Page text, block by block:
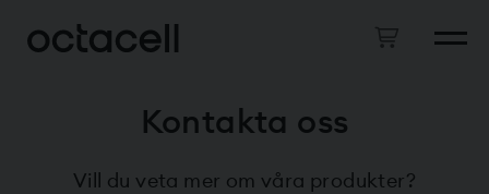
Kontakta oss
Vill du veta mer om våra produkter?